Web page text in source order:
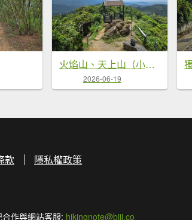
火焰山、天上山（小百岳）O繞
2026-06-19
款 隱私權政策
作與網站客服: hikingnote@biji.co